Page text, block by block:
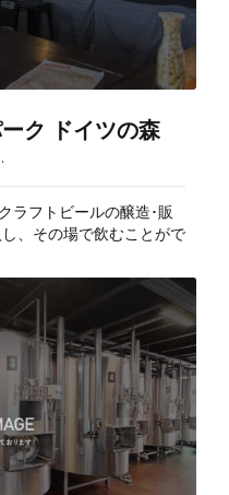
ク ドイツの森
ラフトビールの醸造･販
、その場で飲むことがで